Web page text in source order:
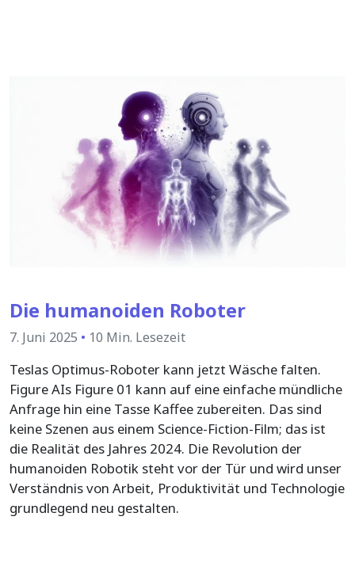
Die humanoiden Roboter
7. Juni 2025 • 10 Min. Lesezeit
Teslas Optimus-Roboter kann jetzt Wäsche falten.
Figure AIs Figure 01 kann auf eine einfache mündliche
Anfrage hin eine Tasse Kaffee zubereiten. Das sind
keine Szenen aus einem Science-Fiction-Film; das ist
die Realität des Jahres 2024. Die Revolution der
humanoiden Robotik steht vor der Tür und wird unser
Verständnis von Arbeit, Produktivität und Technologie
grundlegend neu gestalten.